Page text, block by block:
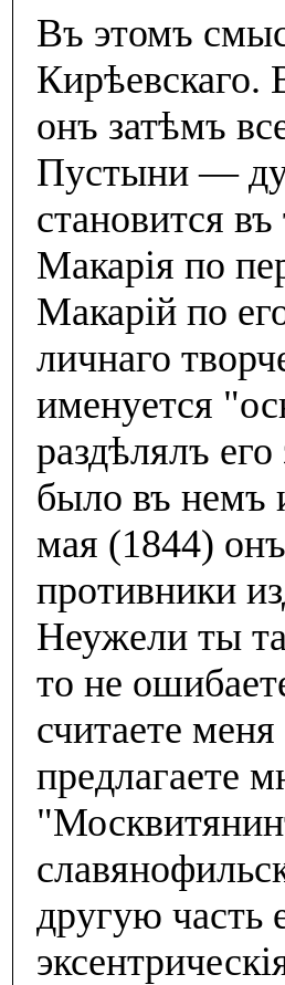
Въ этомъ
Кирѣевскаго.
онъ затѣмъ
Пустыни —
становится
Макарiя по
Макарiй по
личнаго
именуется
раздѣлялъ
было въ немъ
мая (1844)
противники
Неужели ты
то не
считаете
предлагаете
другую часть